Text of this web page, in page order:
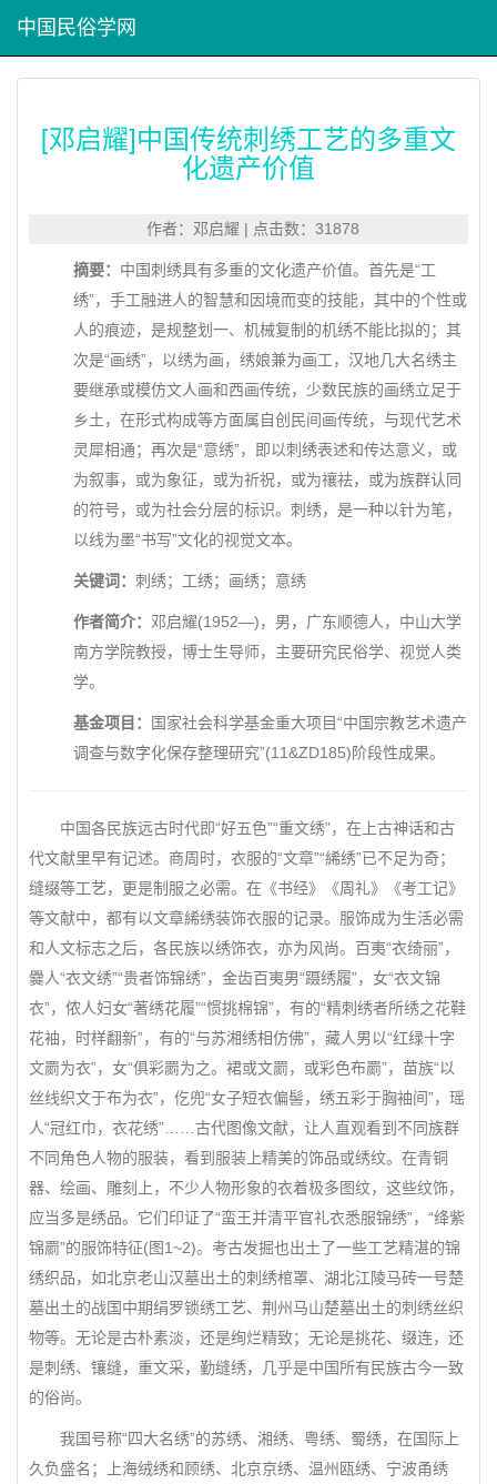
中国民俗学网
[邓启耀]中国传统刺绣工艺的多重文
化遗产价值
作者：邓启耀 | 点击数：31878
摘要： 中国刺绣具有多重的文化遗产价值。首先是“工
绣”，手工融进人的智慧和因境而变的技能，其中的个性或
人的痕迹，是规整划一、机械复制的机绣不能比拟的；其
次是“画绣”，以绣为画，绣娘兼为画工，汉地几大名绣主
要继承或模仿文人画和西画传统，少数民族的画绣立足于
乡土，在形式构成等方面属自创民间画传统，与现代艺术
灵犀相通；再次是“意绣”，即以刺绣表述和传达意义，或
为叙事，或为象征，或为祈祝，或为禳祛，或为族群认同
的符号，或为社会分层的标识。刺绣，是一种以针为笔，
以线为墨“书写”文化的视觉文本。
关键词： 刺绣；工绣；画绣；意绣
作者简介： 邓启耀(1952—)，男，广东顺德人，中山大学
南方学院教授，博士生导师，主要研究民俗学、视觉人类
学。
基金项目：
国家社会科学基金重大项目“中国宗教艺术遗产
调查与数字化保存整理研究”(11&ZD185)阶段性成果。
中国各民族远古时代即“好五色”“重文绣”，在上古神话和古
代文献里早有记述。商周时，衣服的“文章”“絺绣”已不足为奇；
缝缀等工艺，更是制服之必需。在《书经》《周礼》《考工记》
等文献中，都有以文章絺绣装饰衣服的记录。服饰成为生活必需
和人文标志之后，各民族以绣饰衣，亦为风尚。百夷“衣绮丽”，
爨人“衣文绣”“贵者饰锦绣”，金齿百夷男“蹑绣履”，女“衣文锦
衣”，侬人妇女“著绣花履”“惯挑棉锦”，有的“精刺绣者所绣之花鞋
花袖，时样翻新”，有的“与苏湘绣相仿佛”，藏人男以“红绿十字
文罽为衣”，女“俱彩罽为之。裙或文罽，或彩色布罽”，苗族“以
丝线织文于布为衣”，仡兜“女子短衣偏髻，绣五彩于胸袖间”，瑶
人“冠红巾，衣花绣”……古代图像文献，让人直观看到不同族群
不同角色人物的服装，看到服装上精美的饰品或绣纹。在青铜
器、绘画、雕刻上，不少人物形象的衣着极多图纹，这些纹饰，
应当多是绣品。它们印证了“蛮王并清平官礼衣悉服锦绣”，“绛紫
锦罽”的服饰特征(图1~2)。考古发掘也出土了一些工艺精湛的锦
绣织品，如北京老山汉墓出土的刺绣棺罩、湖北江陵马砖一号楚
墓出土的战国中期绢罗锁绣工艺、荆州马山楚墓出土的刺绣丝织
物等。无论是古朴素淡，还是绚烂精致；无论是挑花、缀连，还
是刺绣、镶缝，重文采，勤缝绣，几乎是中国所有民族古今一致
的俗尚。
我国号称“四大名绣”的苏绣、湘绣、粤绣、蜀绣，在国际上
久负盛名；上海绒绣和顾绣、北京京绣、温州瓯绣、宁波甬绣